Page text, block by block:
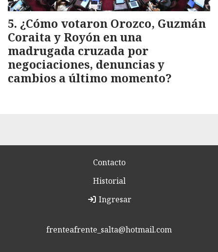
¿Cómo votaron Orozco, Guzmán
Coraita y Royón en una
madrugada cruzada por
negociaciones, denuncias y
cambios a último momento?
Contacto
Historial
Ingresar
frenteafrente_salta@hotmail.com